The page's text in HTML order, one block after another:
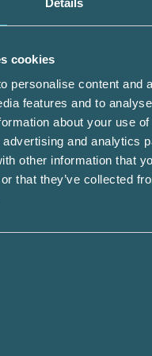
cookies
personalise content and
features and to
about your use
and analytics
other information that
that they’ve collected
TIPSAR